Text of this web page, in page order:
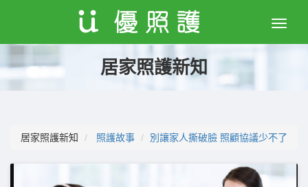
Toggle
居家照護新知
居家照護新知 照護故事 別讓家人撕破臉 照顧協議少不了